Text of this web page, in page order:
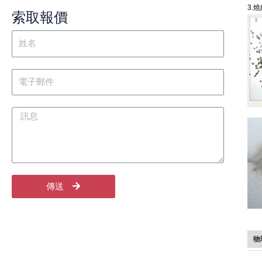
索取報價
傳送
3.燒
物